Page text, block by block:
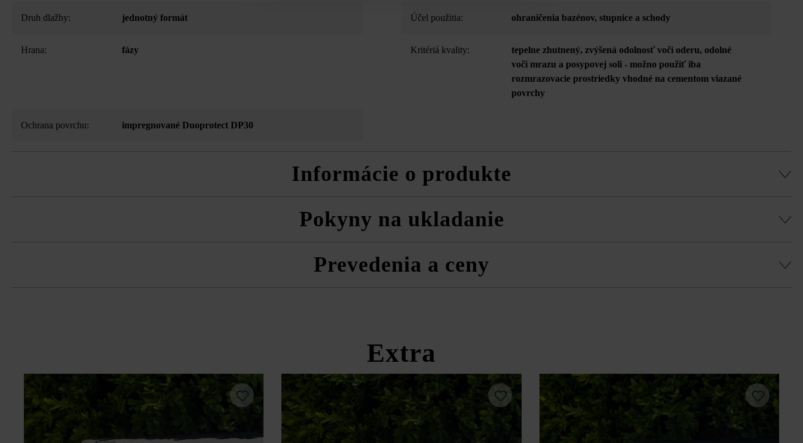
Druh dlažby: jednotný formát Účel použitia: ohraničenia bazénov, stupnice a schody
Hrana: fázy Kritériá kvality: tepelne zhutnený, zvýšená odolnosť voči oderu, odolné
voči mrazu a posypovej soli - možno použiť iba
rozmrazovacie prostriedky vhodné na cementom viazané
povrchy
Ochrana povrchu: impregnované Duoprotect DP30
Informácie o produkte
Kombinácia dosiek s pohľadovou hranou Largo s tvárnicami a doskami s rovnakým farebným odtieňom môže z výrobno-technických dôvodov spôsobiť
Dodržujte prosím pokyny na inštaláciu a technické listy produktov v rámci sekcie Stavebné tipy/služby.
Pokyny na ukladanie
Prevedenia a ceny
Extra